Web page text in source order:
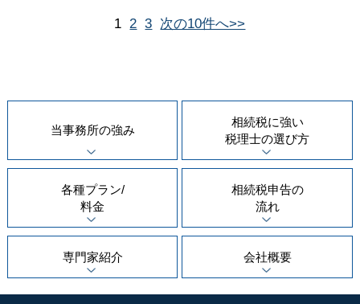
12 3 次の10件へ>>
当事務所の強み
相続税に強い
税理士の選び方
各種プラン/
料金
相続税申告の
流れ
専門家紹介 会社概要